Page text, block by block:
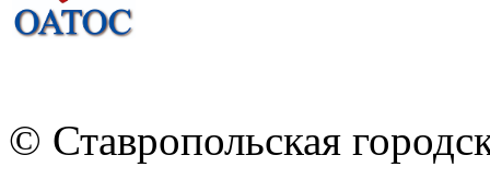
© Ставропольская